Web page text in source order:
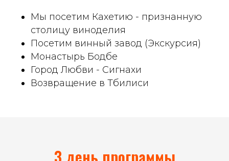
Мы посетим Кахетию - признанную
столицу виноделия
Посетим винный завод (Экскурсия)
Монастырь Бодбе
Город Любви - Сигнахи
Возвращение в Тбилиси